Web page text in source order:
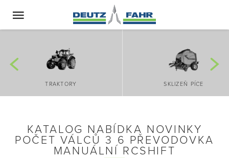
TRAKTORY SKLIZEŇ PÍCE
KATALOG NABÍDKA NOVINKY
POČET VÁLCŮ 3 6 PŘEVODOVKA
MANUÁLNÍ RCSHIFT